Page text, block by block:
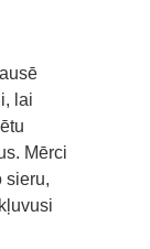
lai
Mērci
sieru,